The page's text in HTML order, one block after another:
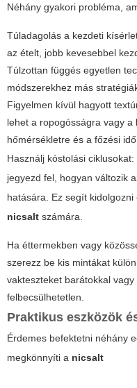
Néhány gyakori probléma,
Túladagolás a kezdeti
az ételt, jobb kevesebbel
Túlzottan függés egyetlen
módszerekhez más
Figyelmen kívül hagyott
lehet a ropogósságra vagy
hőmérsékletre és a főzési
Használj kóstolási
jegyezd fel, hogyan változik
hatására. Ez segít
nicsalt számára.
Ha éttermekben vagy
szerezz be kis mintákat
vakteszteket barátokkal
felbecsülhetetlen.
Praktikus eszközök
Érdemes befektetni néhány
megkönnyíti a nicsalt